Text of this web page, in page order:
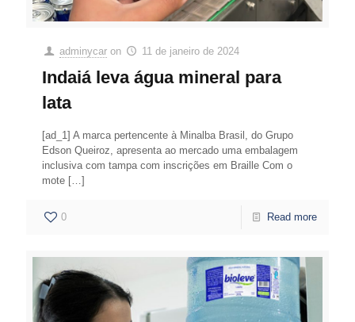
adminycar on 11 de janeiro de 2024
Indaiá leva água mineral para
lata
[ad_1] A marca pertencente à Minalba Brasil, do Grupo
Edson Queiroz, apresenta ao mercado uma embalagem
inclusiva com tampa com inscrições em Braille Com o
mote […]
0 Read more